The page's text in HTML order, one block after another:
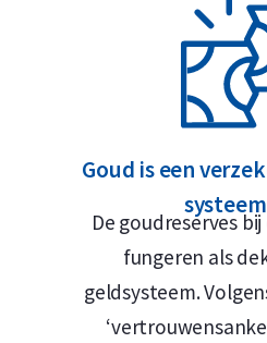
Rotterdam of Breda
omslag
Safe
Goud is een
De goudreserves
fungeren als
geldsysteem.